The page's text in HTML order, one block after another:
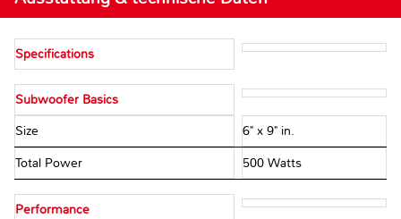
Specifications
Subwoofer Basics
Size 6" x 9" in.
Total Power 500 Watts
Performance